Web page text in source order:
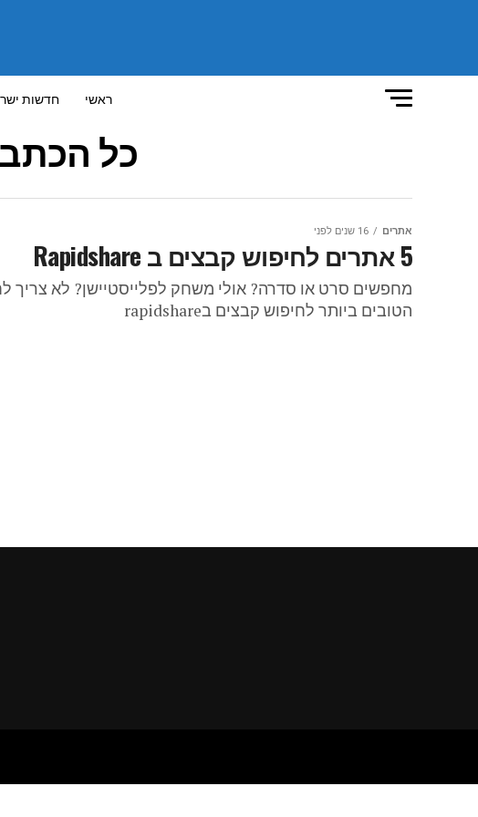
ראשי חדשות
כל
אתרים 16 שנים לפני
5 אתרים לחיפוש קבצים ב Rapidshare
מחפשים סרט או סדרה? אולי משחק לפלייסטיישן? לא צריך
הטובים ביותר לחיפוש קבצים בrapidshare